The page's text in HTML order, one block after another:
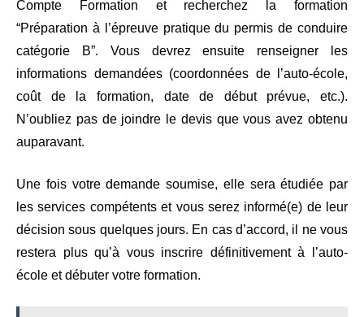
Compte Formation et recherchez la formation
“Préparation à l’épreuve pratique du permis de conduire
catégorie B”. Vous devrez ensuite renseigner les
informations demandées (coordonnées de l’auto-école,
coût de la formation, date de début prévue, etc.).
N’oubliez pas de joindre le devis que vous avez obtenu
auparavant.
Une fois votre demande soumise, elle sera étudiée par
les services compétents et vous serez informé(e) de leur
décision sous quelques jours. En cas d’accord, il ne vous
restera plus qu’à vous inscrire définitivement à l’auto-
école et débuter votre formation.